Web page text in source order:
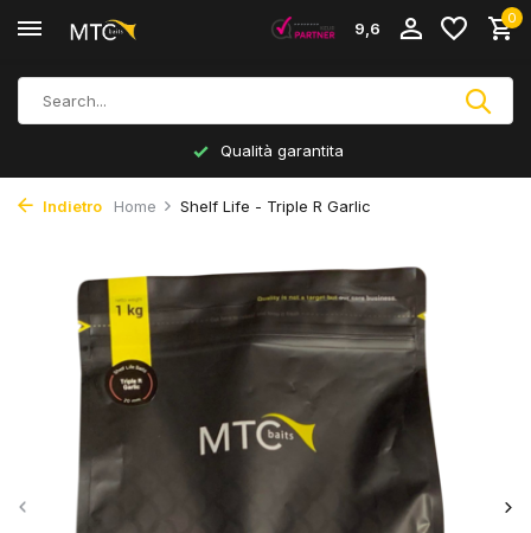
9,6
0
Qualità garantita
Indietro Home Shelf Life - Triple R Garlic